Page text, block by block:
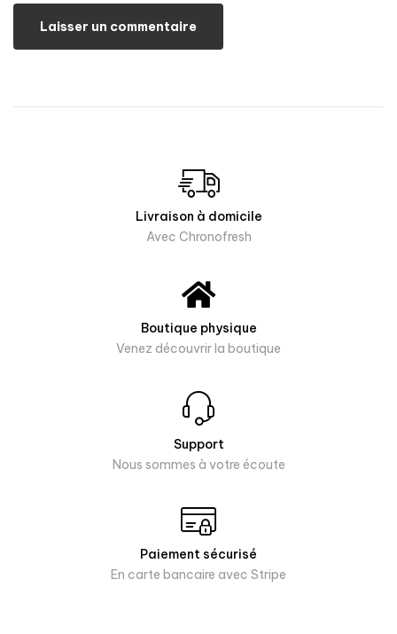
Livraison à domicile
Avec Chronofresh
Boutique physique
Venez découvrir la boutique
Support
Nous sommes à votre écoute
Paiement sécurisé
En carte bancaire avec Stripe